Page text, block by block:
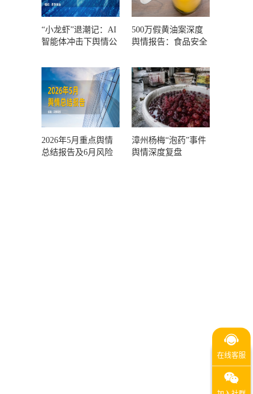
“小龙虾”退潮记：AI
智能体冲击下舆情公
500万假黄油案深度
舆情报告：食品安全
一环？
2026年5月重点舆情
总结报告及6月风险
漳州杨梅“泡药”事件
舆情深度复盘